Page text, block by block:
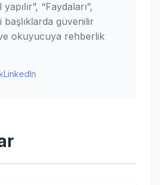
“Faydaları”,
başlıklarda güvenilir
okuyucuya rehberlik
LinkedIn